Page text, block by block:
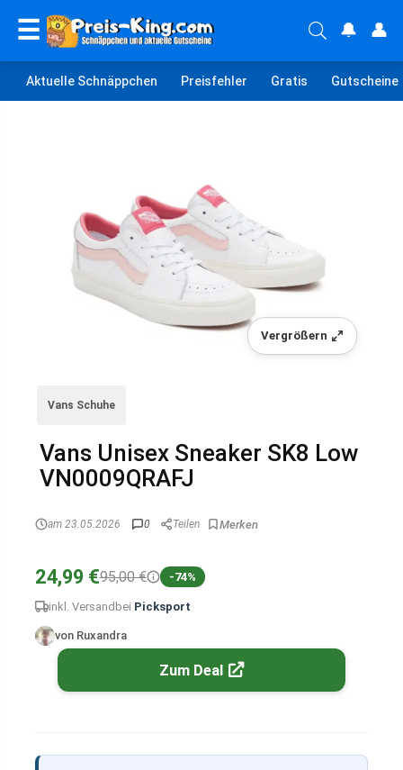
☰ 🔔 👤
Aktuelle Schnäppchen Preisfehler Gratis Gutscheine
Vergrößern
Vans Schuhe
Vans Unisex Sneaker SK8 Low
VN0009QRAFJ
am 23.05.2026 0 Teilen
24,99 €95,00 € -74%
inkl. Versand bei Picksport
von Ruxandra
Zum Deal